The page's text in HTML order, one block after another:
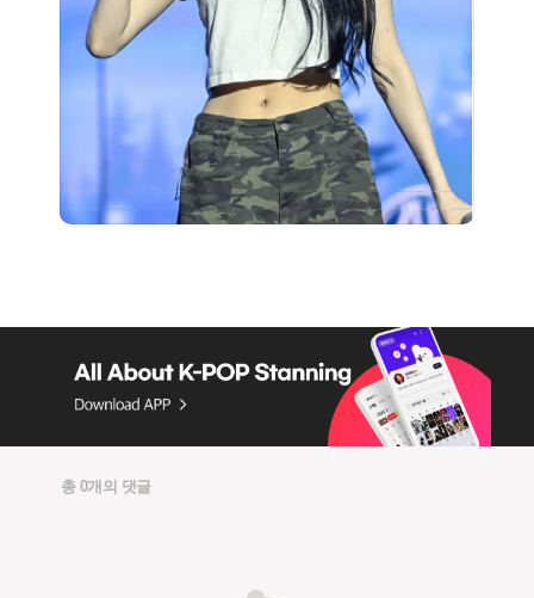
총 0개의 댓글